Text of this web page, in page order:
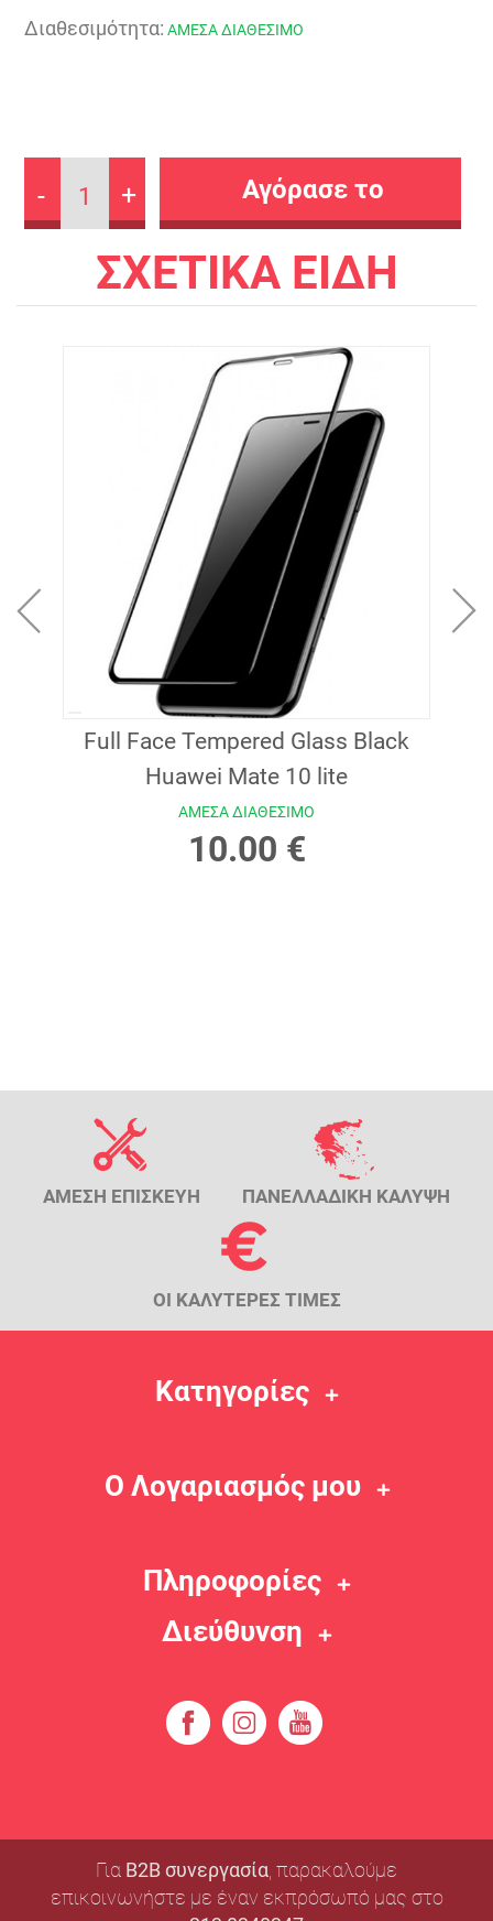
Διαθεσιμότητα: ΑΜΕΣΑ ΔΙΑΘΕΣΙΜΟ
- 1 +
ΣΧΕΤΙΚΑ ΕΙΔΗ
Full Face Tempered Glass Black
Huawei Mate 10 lite
ΑΜΕΣΑ ΔΙΑΘΕΣΙΜΟ
10.00 €
ΑΜΕΣΗ ΕΠΙΣΚΕΥΗ ΠΑΝΕΛΛΑΔΙΚΗ ΚΑΛΥΨΗ
ΟΙ ΚΑΛΥΤΕΡΕΣ ΤΙΜΕΣ
Κατηγορίες
Ο Λογαριασμός μου
Πληροφορίες
Διεύθυνση
Για B2B συνεργασία , παρακαλούμε
επικοινωνήστε με έναν εκπρόσωπό μας στο